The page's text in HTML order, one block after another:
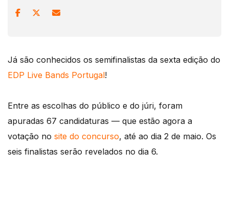
Já são conhecidos os semifinalistas da sexta edição do
EDP Live Bands Portugal!
Entre as escolhas do público e do júri, foram
apuradas 67 candidaturas — que estão agora a
votação no site do concurso, até ao dia 2 de maio. Os
seis finalistas serão revelados no dia 6.